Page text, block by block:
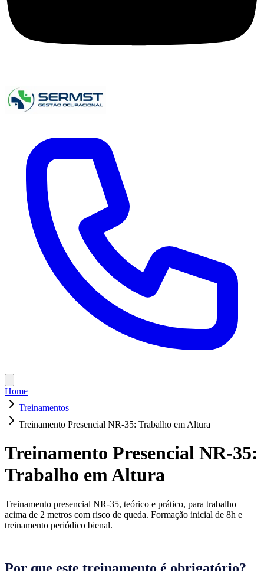
Home
Treinamentos
Treinamento Presencial NR-35: Trabalho em Altura
Treinamento Presencial NR-35:
Trabalho em Altura
Treinamento presencial NR-35, teórico e prático, para trabalho
acima de 2 metros com risco de queda. Formação inicial de 8h e
treinamento periódico bienal.